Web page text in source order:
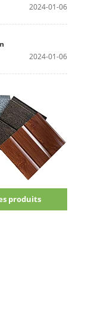
2024-01-06
2024-01-06
produits